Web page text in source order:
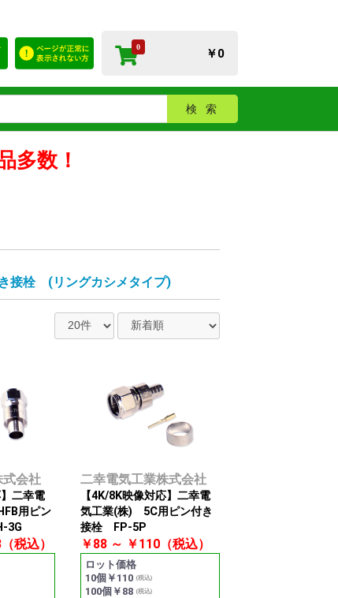
0
￥0
検索
多数！
接栓 (リングカシメタイプ)
会社
二幸電
用ピン
3G
税込）
二幸電気工業株式会社
【4K/8K映像対応】二幸電
気工業(株) 5C用ピン付き
接栓 FP-5P
￥88 ～ ￥110（税込）
ロット価格
10個￥110 (税込)
100個￥88 (税込)